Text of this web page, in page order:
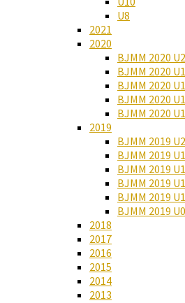
U8
2021
2020
BJMM 2020
BJMM 2020
BJMM 2020
BJMM 2020
BJMM 2020
2019
BJMM 2019
BJMM 2019
BJMM 2019
BJMM 2019
BJMM 2019
BJMM 2019
2018
2017
2016
2015
2014
2013